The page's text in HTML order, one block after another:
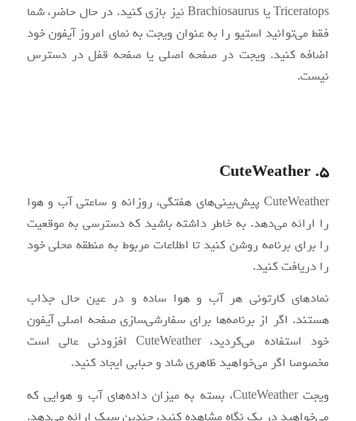
Triceratops یا Brachiosaurus نیز بازی کنید. در حال حاضر، شما
فقط می‌توانید استیو را به عنوان ویجت به نمای امروز آیفون خود
اضافه کنید. ویجت در صفحه اصلی یا صفحه قفل در دسترس
نیست.
5. CuteWeather
CuteWeather پیش‌بینی‌های هفتگی، روزانه و ساعتی آب و هوا
را ارائه می‌دهد. به خاطر داشته باشید که دسترسی به موقعیت
را برای برنامه روشن کنید تا اطلاعات مربوط به منطقه محلی خود
را دریافت کنید.
نمادهای کارتونی هر آب و هوا ساده و در عین حال جذاب
هستند. اگر از برنامه‌ها برای سفارشی‌سازی صفحه اصلی آیفون
خود استفاده می‌کردید، CuteWeather افزودنی عالی است
مخصوصا اگر می‌خواهید ظاهری شاد و حبابی ایجاد کنید.
ویجت CuteWeather، بسته به میزان داده‌های آب و هوایی که
می‌خواهید در یک نگاه مشاهده کنید، چندین سبک ارائه می‌دهد.